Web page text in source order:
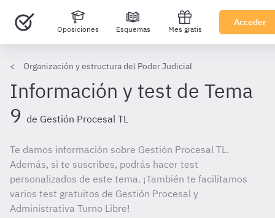
Oposiciones Esquemas Mes gratis
Acceder
Organización y estructura del Poder Judicial
Información y test de Tema
9 de Gestión Procesal TL
Te damos información sobre Gestión Procesal TL.
Además, si te suscribes, podrás hacer test
personalizados de este tema. ¡También te facilitamos
varios test gratuitos de Gestión Procesal y
Administrativa Turno Libre!